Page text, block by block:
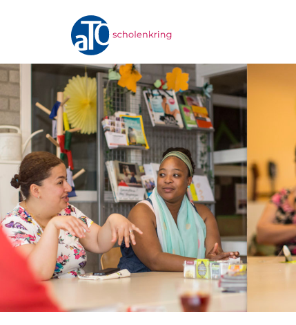
Homepage
ATO-scholenkring
Ons onderwijs
Onze scholen
Werken bij
Documenten • Praktisch
Contact